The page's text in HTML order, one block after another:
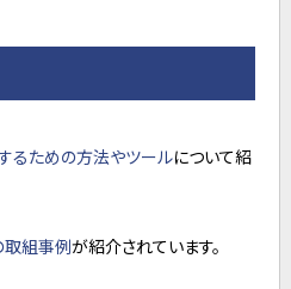
るための方法やツールについて紹
組事例が紹介されています。